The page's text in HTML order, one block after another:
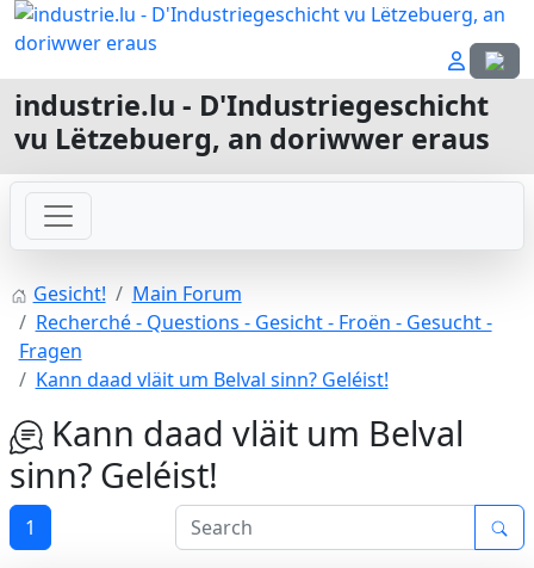
industrie.lu - D'Industriegeschicht
vu Lëtzebuerg, an doriwwer eraus
Gesicht!
Main Forum
Recherché - Questions - Gesicht - Froën - Gesucht -
Fragen
Kann daad vläit um Belval sinn? Geléist!
Kann daad vläit um Belval
sinn? Geléist!
1